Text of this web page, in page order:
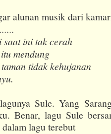
alunan musik dari
ini tak cerah
mendung
tidak kehujanan
Sule. Yang
Benar, lagu Sule
dalam lagu terebut